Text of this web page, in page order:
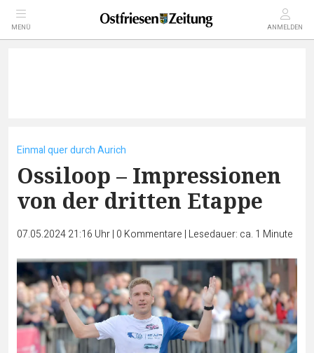
MENÜ ANMELDEN
Einmal quer durch Aurich
Ossiloop – Impressionen
von der dritten Etappe
07.05.2024 21:16 Uhr| 0 Kommentare | Lesedauer: ca. 1 Minute